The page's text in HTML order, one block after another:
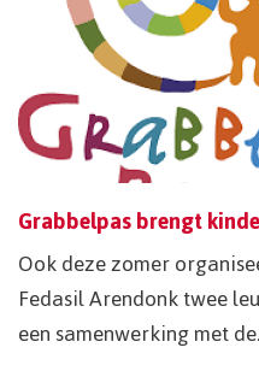
Ook deze zomer
Fedasil Arendonk twee
een samenwerking met